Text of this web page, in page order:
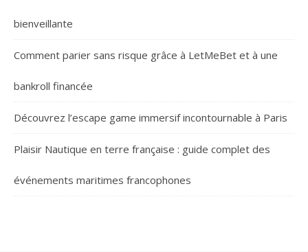
bienveillante
Comment parier sans risque grâce à LetMeBet et à une
bankroll financée
Découvrez l’escape game immersif incontournable à Paris
Plaisir Nautique en terre française : guide complet des
événements maritimes francophones